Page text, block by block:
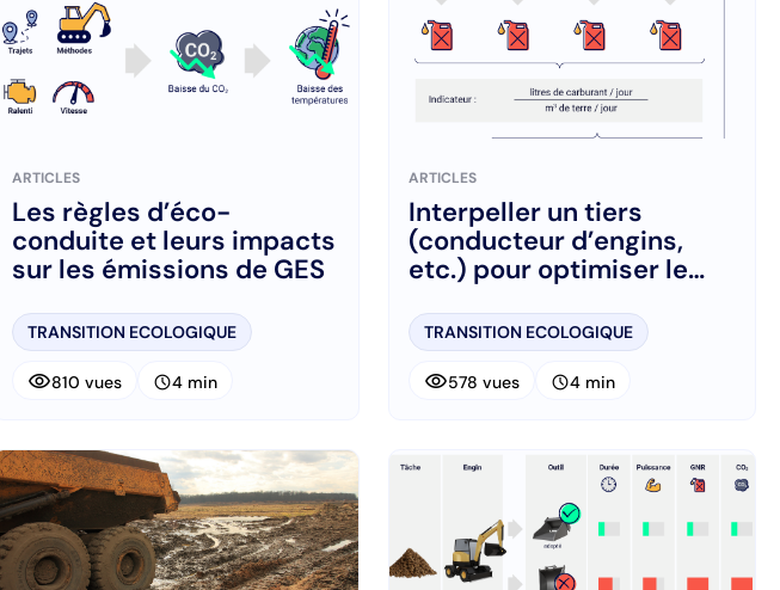
ARTICLES
Les règles d’éco-
conduite et leurs impacts
sur les émissions de GES
TRANSITION ECOLOGIQUE
visibility810 vues schedule4 min
ARTICLES
Interpeller un tiers
(conducteur d’engins,
etc.) pour optimiser le
chargement
TRANSITION ECOLOGIQUE
visibility578 vues schedule4 min